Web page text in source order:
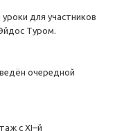
для участников
Туром.
очередной
с XI–й